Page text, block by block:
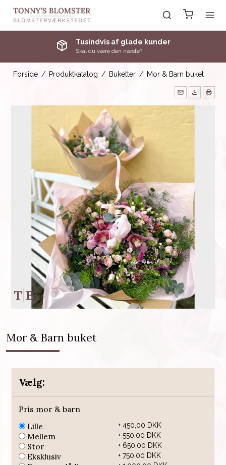
Tusindvis af glade kunder
Skal du være den næste?
Forside / Produktkatalog / Buketter / Mor & Barn buket
Mor & Barn buket
Vælg:
Pris mor & barn
Lille
+ 450,00 DKK
Mellem + 550,00 DKK
Stor + 650,00 DKK
Eksklusiv + 750,00 DKK